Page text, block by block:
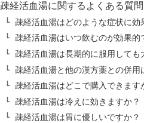
疎経活血湯に関するよくある質問
疎経活血湯はどのような症状に効
疎経活血湯はいつ飲むのが効果的
疎経活血湯は長期的に服用しても
疎経活血湯と他の漢方薬との併用
疎経活血湯はどこで購入できます
疎経活血湯は冷えに効きますか？
疎経活血湯は胃に優しいですか？